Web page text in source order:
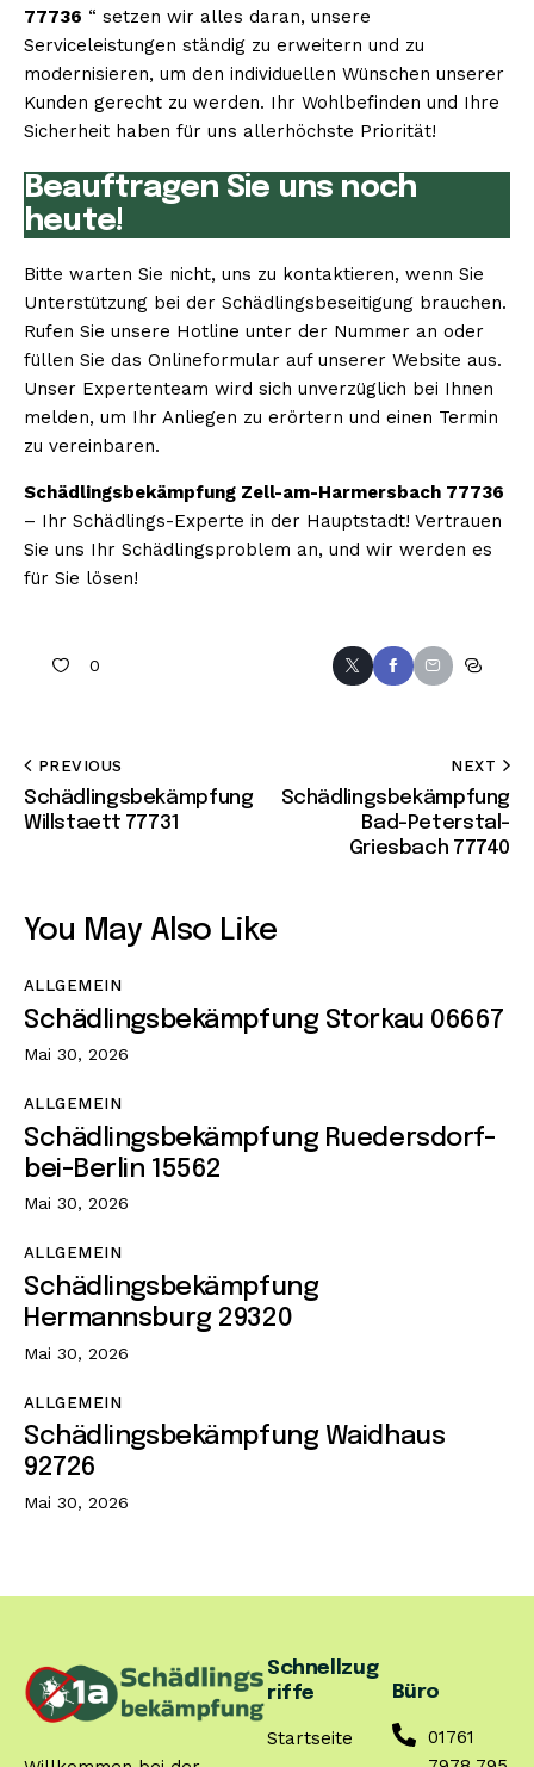
77736 “ setzen wir alles daran, unsere
Serviceleistungen ständig zu erweitern und zu
modernisieren, um den individuellen Wünschen unserer
Kunden gerecht zu werden. Ihr Wohlbefinden und Ihre
Sicherheit haben für uns allerhöchste Priorität!
Beauftragen Sie uns noch
heute!
Bitte warten Sie nicht, uns zu kontaktieren, wenn Sie
Unterstützung bei der Schädlingsbeseitigung brauchen.
Rufen Sie unsere Hotline unter der Nummer an oder
füllen Sie das Onlineformular auf unserer Website aus.
Unser Expertenteam wird sich unverzüglich bei Ihnen
melden, um Ihr Anliegen zu erörtern und einen Termin
zu vereinbaren.
Schädlingsbekämpfung Zell-am-Harmersbach 77736
– Ihr Schädlings-Experte in der Hauptstadt! Vertrauen
Sie uns Ihr Schädlingsproblem an, und wir werden es
für Sie lösen!
0
PREVIOUS
Schädlingsbekämpfung
Willstaett 77731
NEXT
Schädlingsbekämpfung
Bad-Peterstal-
Griesbach 77740
You May Also Like
ALLGEMEIN
Schädlingsbekämpfung Storkau 06667
Mai 30, 2026
ALLGEMEIN
Schädlingsbekämpfung Ruedersdorf-
bei-Berlin 15562
Mai 30, 2026
ALLGEMEIN
Schädlingsbekämpfung
Hermannsburg 29320
Mai 30, 2026
ALLGEMEIN
Schädlingsbekämpfung Waidhaus
92726
Mai 30, 2026
Schnellzug
riffe
Startseite
Büro
01761